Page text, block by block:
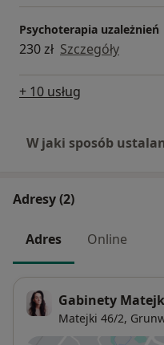
Psychoterapia uzależnień
230 zł Szczegóły
+ 10 usług
W jaki sposób
Adresy (2)
Adres Online
Gabinety
Matejki 46/2,